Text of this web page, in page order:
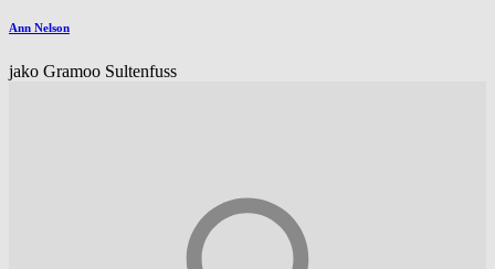
Ann Nelson
jako Gramoo Sultenfuss